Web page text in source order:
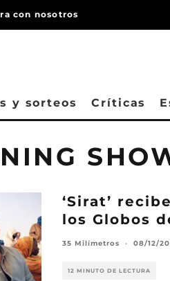
con nosotros
y sorteos Críticas
‘Sirat’
los Globos
35 Milímetros · 08/12/
12 MINUTO DE LECTURA